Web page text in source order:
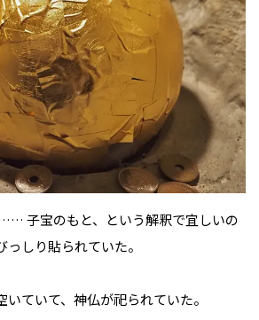
子宝のもと、という解釈で宜しいの
しり貼られていた。
ていて、神仏が祀られていた。